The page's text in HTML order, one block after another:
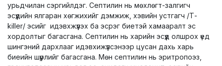
урьдчилан сэргийлдэг. Септилин нь мөхлөгт-залгигч
эсүүдийн ялгаран хөгжихийг дэмжиж, хэвийн устгагч /Т-
killer/ эсийг идэвхжүүлэх ба эсрэг биетэй хамааралт эс
хордолтыг багасгана. Септилин нь харийн эсүүд олшрох үед
шингэний дархлааг идэвхижүүлсэнээр цусан дахь харь
биеийн шүүрлийг багасгана. Мөн септилин нь эритропоэз,